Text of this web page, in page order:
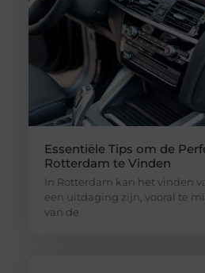
Essentiële Tips om de
Rotterdam te Vinden
In Rotterdam kan het vinden
een uitdaging zijn, vooral te
van de